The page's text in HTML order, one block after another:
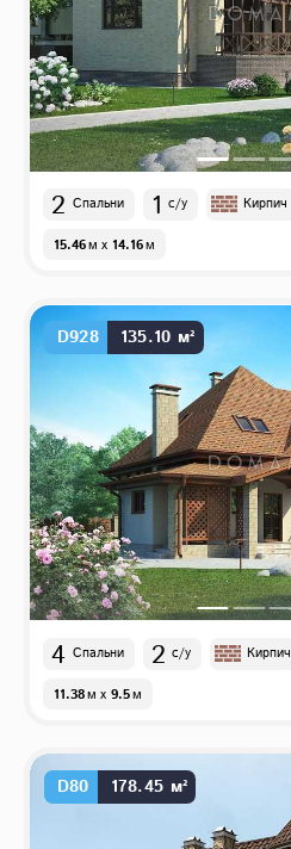
2 Спальни 1 с/у Кирпич
15.46м x 14.16м
D928 135.10 м²
4 Спальни 2 с/у Кирпич
11.38м x 9.5м
D80 178.45 м²